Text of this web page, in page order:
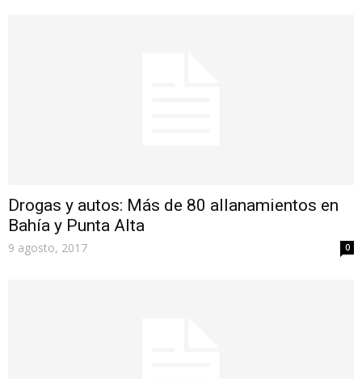
Drogas y autos: Más de 80 allanamientos en
Bahía y Punta Alta
9 agosto, 2017 0